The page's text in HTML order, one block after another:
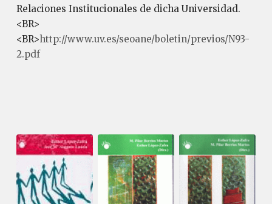
Relaciones Institucionales de dicha Universidad.
<BR>
<BR>http://www.uv.es/seoane/boletin/previos/N93-
2.pdf